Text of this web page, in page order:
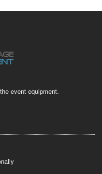
event equipment.